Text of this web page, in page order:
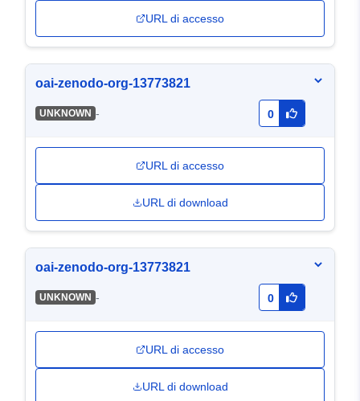
URL di accesso
oai-zenodo-org-13773821
UNKNOWN - 0
URL di accesso
URL di download
oai-zenodo-org-13773821
UNKNOWN - 0
URL di accesso
URL di download